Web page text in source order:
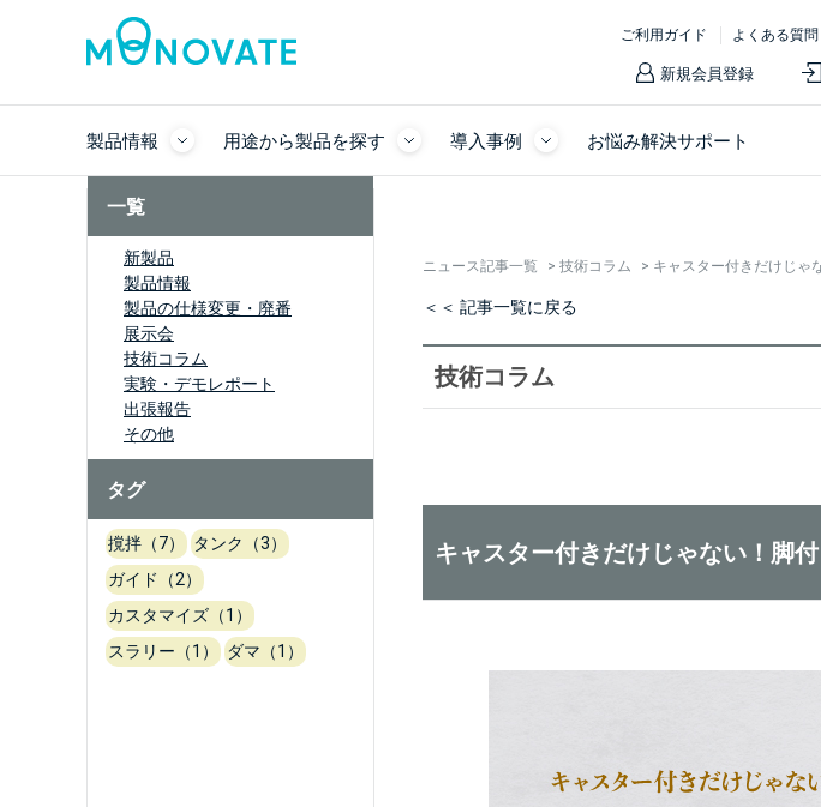
ご利用ガイド よくある質問
新規会員登録
製品情報 用途から製品を探す 導入事例 お悩み解決サポート
一覧
新製品
製品情報
製品の仕様変更・廃番
展示会
技術コラム
実験・デモレポート
出張報告
その他
タグ
撹拌（7）
タンク（3）
ガイド（2）
カスタマイズ（1）
スラリー（1）
ダマ（1）
ニュース記事一覧 > 技術コラム > キャスター付きだけじゃ
＜＜ 記事一覧に戻る
技術コラム
キャスター付きだけじゃない！脚